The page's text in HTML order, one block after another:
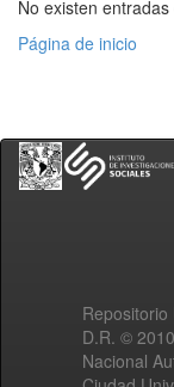
No existen
Página de inicio
D.R. ©
Nacional